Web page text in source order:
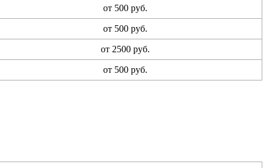
от 500 руб.
от 500 руб.
от 2500 руб.
от 500 руб.